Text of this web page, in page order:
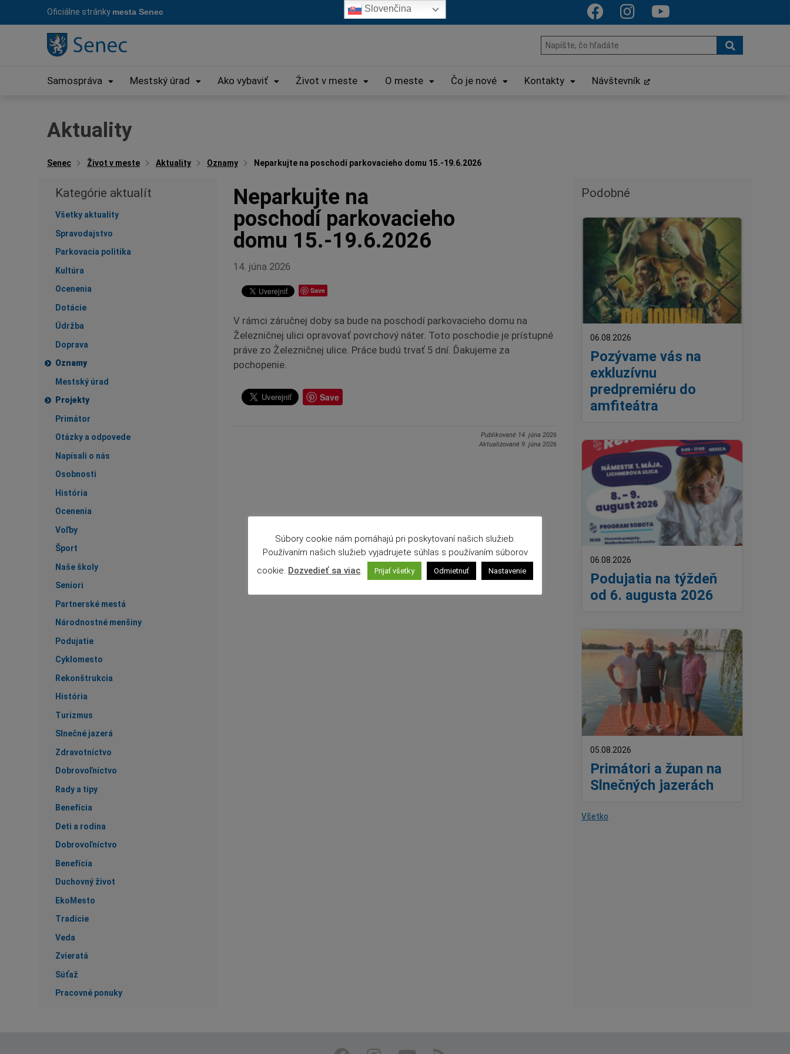
Oficiálne stránky mesta Senec
Hľadať:
Samospráva Mestský úrad Ako vybaviť Život v meste O meste Čo je nové Kontakty Návštevník
Aktuality
Senec Život v meste Aktuality Oznamy Neparkujte na poschodí parkovacieho domu 15.-19.6.2026
Kategórie aktualít
Všetky aktuality
Spravodajstvo
Parkovacia politika
Kultúra
Ocenenia
Dotácie
Údržba
Doprava
Oznamy
Mestský úrad
Projekty
Primátor
Otázky a odpovede
Napísali o nás
Osobnosti
História
Ocenenia
Voľby
Šport
Naše školy
Seniori
Partnerské mestá
Národnostné menšiny
Podujatie
Cyklomesto
Rekonštrukcia
História
Turizmus
Slnečné jazerá
Zdravotníctvo
Dobrovoľníctvo
Rady a tipy
Benefícia
Deti a rodina
Dobrovoľníctvo
Benefícia
Duchovný život
EkoMesto
Tradície
Veda
Zvieratá
Súťaž
Pracovné ponuky
Neparkujte na
poschodí parkovacieho
domu 15.-19.6.2026
14. júna 2026
Save
V rámci záručnej doby sa bude na poschodí parkovacieho domu na
Železničnej ulici opravovať povrchový náter. Toto poschodie je prístupné
práve zo Železničnej ulice. Práce budú trvať 5 dní. Ďakujeme za
pochopenie.
Save
Publikované 14. júna 2026
Aktualizované 9. júna 2026
Podobné
Pozývame vás na
exkluzívnu
predpremiéru do
amfiteátra
06.08.2026
Podujatia na týždeň
od 6. augusta 2026
06.08.2026
Primátori a župan na
Slnečných jazerách
05.08.2026
Všetko
Súbory cookie nám pomáhajú pri poskytovaní našich služieb.
Používaním našich služieb vyjadrujete súhlas s používaním súborov
cookie. Dozvedieť sa viac Prijať všetky Odmietnuť Nastavenie
Slovenčina